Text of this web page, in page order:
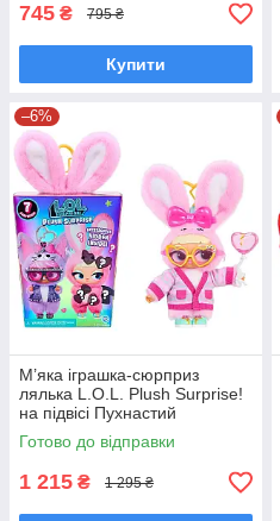
745 ₴ 795 ₴
Купити
–6%
М’яка іграшка‑сюрприз
лялька L.O.L. Plush Surprise!
на підвісі Пухнастий
маскарад Лол з вушками
249498
Готово до відправки
1 215 ₴ 1 295 ₴